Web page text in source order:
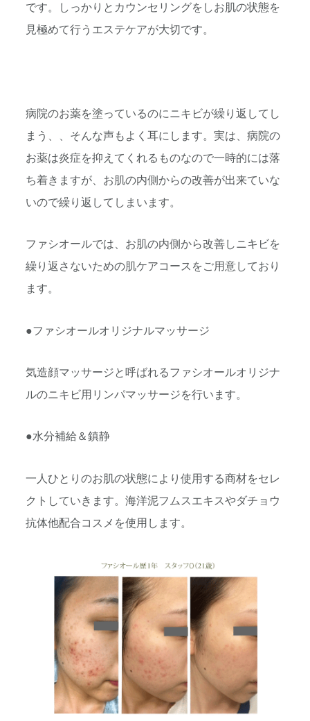
です。しっかりとカウンセリングをしお肌の状態を
見極めて行うエステケアが大切です。
病院のお薬を塗っているのにニキビが繰り返してし
まう、、そんな声もよく耳にします。実は、病院の
お薬は炎症を抑えてくれるものなので一時的には落
ち着きますが、お肌の内側からの改善が出来ていな
いので繰り返してしまいます。
ファシオールでは、お肌の内側から改善しニキビを
繰り返さないための肌ケアコースをご用意しており
ます。
●ファシオールオリジナルマッサージ
気造顔マッサージと呼ばれるファシオールオリジナ
ルのニキビ用リンパマッサージを行います。
●水分補給＆鎮静
一人ひとりのお肌の状態により使用する商材をセレ
クトしていきます。海洋泥フムスエキスやダチョウ
抗体他配合コスメを使用します。